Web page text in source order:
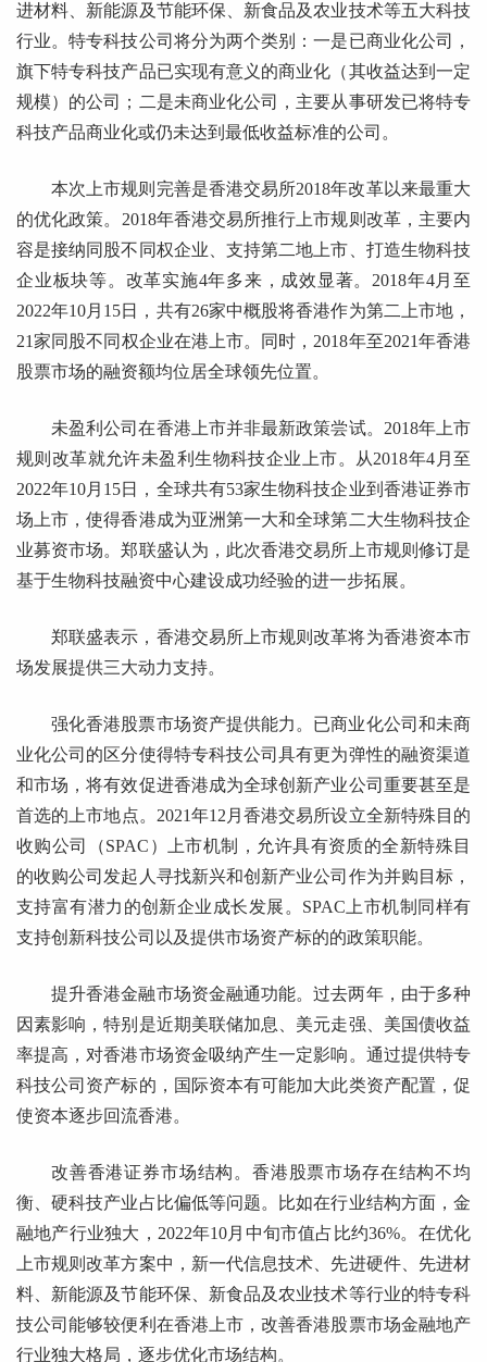
进材料、新能源及节能环保、新食品及农业技术等五大科技
行业。特专科技公司将分为两个类别：一是已商业化公司，
旗下特专科技产品已实现有意义的商业化（其收益达到一定
规模）的公司；二是未商业化公司，主要从事研发已将特专
科技产品商业化或仍未达到最低收益标准的公司。
本次上市规则完善是香港交易所2018年改革以来最重大
的优化政策。2018年香港交易所推行上市规则改革，主要内
容是接纳同股不同权企业、支持第二地上市、打造生物科技
企业板块等。改革实施4年多来，成效显著。2018年4月至
2022年10月15日，共有26家中概股将香港作为第二上市地，
21家同股不同权企业在港上市。同时，2018年至2021年香港
股票市场的融资额均位居全球领先位置。
未盈利公司在香港上市并非最新政策尝试。2018年上市
规则改革就允许未盈利生物科技企业上市。从2018年4月至
2022年10月15日，全球共有53家生物科技企业到香港证券市
场上市，使得香港成为亚洲第一大和全球第二大生物科技企
业募资市场。郑联盛认为，此次香港交易所上市规则修订是
基于生物科技融资中心建设成功经验的进一步拓展。
郑联盛表示，香港交易所上市规则改革将为香港资本市
场发展提供三大动力支持。
强化香港股票市场资产提供能力。已商业化公司和未商
业化公司的区分使得特专科技公司具有更为弹性的融资渠道
和市场，将有效促进香港成为全球创新产业公司重要甚至是
首选的上市地点。2021年12月香港交易所设立全新特殊目的
收购公司（SPAC）上市机制，允许具有资质的全新特殊目
的收购公司发起人寻找新兴和创新产业公司作为并购目标，
支持富有潜力的创新企业成长发展。SPAC上市机制同样有
支持创新科技公司以及提供市场资产标的的政策职能。
提升香港金融市场资金融通功能。过去两年，由于多种
因素影响，特别是近期美联储加息、美元走强、美国债收益
率提高，对香港市场资金吸纳产生一定影响。通过提供特专
科技公司资产标的，国际资本有可能加大此类资产配置，促
使资本逐步回流香港。
改善香港证券市场结构。香港股票市场存在结构不均
衡、硬科技产业占比偏低等问题。比如在行业结构方面，金
融地产行业独大，2022年10月中旬市值占比约36%。在优化
上市规则改革方案中，新一代信息技术、先进硬件、先进材
料、新能源及节能环保、新食品及农业技术等行业的特专科
技公司能够较便利在香港上市，改善香港股票市场金融地产
行业独大格局，逐步优化市场结构。